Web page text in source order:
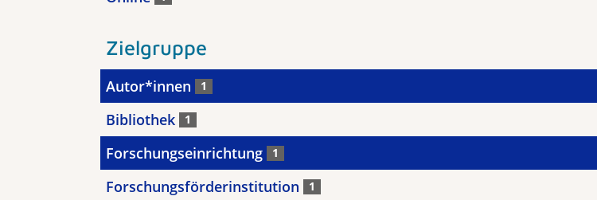
Zielgruppe
Autor*innen 1
Bibliothek 1
Forschungseinrichtung 1
Forschungsförderinstitution 1